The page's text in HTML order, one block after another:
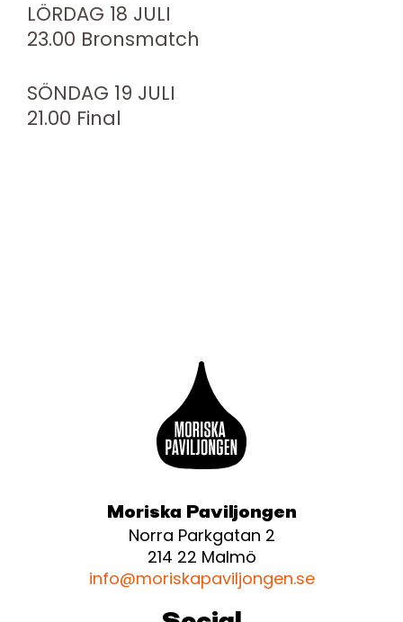
LÖRDAG 18 JULI
23.00 Bronsmatch
SÖNDAG 19 JULI
21.00 Final
Moriska Paviljongen
Norra Parkgatan 2
214 22 Malmö
info@moriskapaviljongen.se